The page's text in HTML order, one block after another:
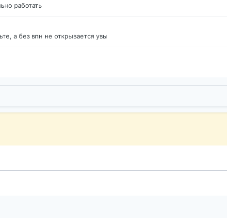
работать
а без впн не открывается увы